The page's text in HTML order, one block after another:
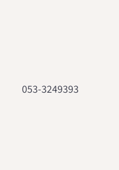
053-3249393